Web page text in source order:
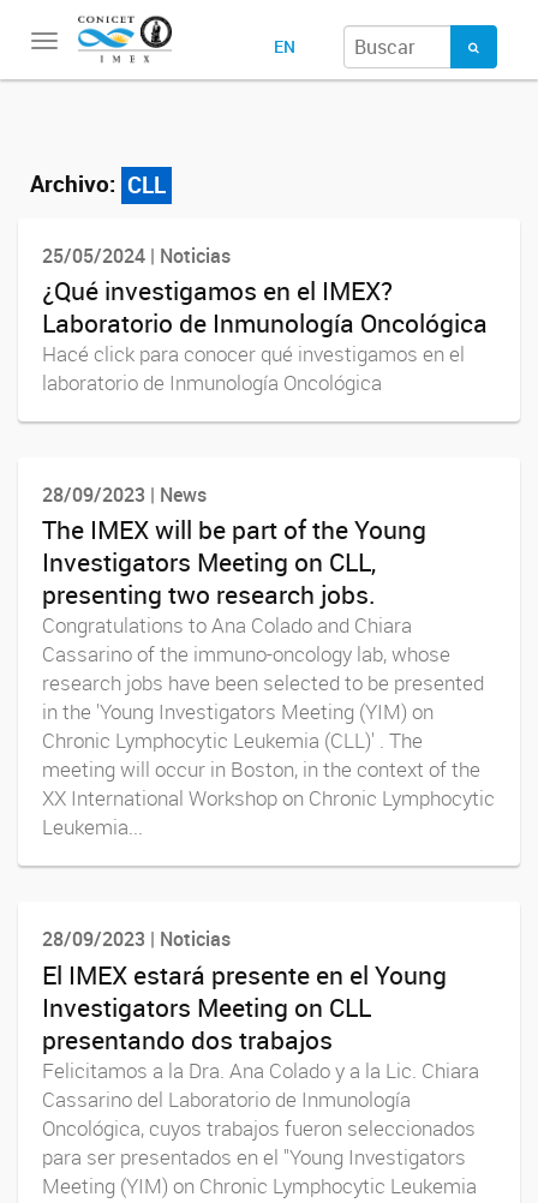
Toggle
navigation
EN
Archivo: CLL
25/05/2024 | Noticias
¿Qué investigamos en el IMEX?
Laboratorio de Inmunología Oncológica
Hacé click para conocer qué investigamos en el
laboratorio de Inmunología Oncológica
28/09/2023 | News
The IMEX will be part of the Young
Investigators Meeting on CLL,
presenting two research jobs.
Congratulations to Ana Colado and Chiara
Cassarino of the immuno-oncology lab, whose
research jobs have been selected to be presented
in the 'Young Investigators Meeting (YIM) on
Chronic Lymphocytic Leukemia (CLL)' . The
meeting will occur in Boston, in the context of the
XX International Workshop on Chronic Lymphocytic
Leukemia...
28/09/2023 | Noticias
El IMEX estará presente en el Young
Investigators Meeting on CLL
presentando dos trabajos
Felicitamos a la Dra. Ana Colado y a la Lic. Chiara
Cassarino del Laboratorio de Inmunología
Oncológica, cuyos trabajos fueron seleccionados
para ser presentados en el "Young Investigators
Meeting (YIM) on Chronic Lymphocytic Leukemia